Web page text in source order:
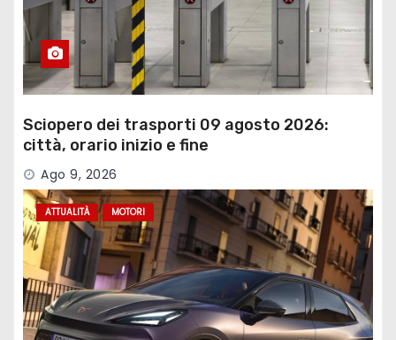
Sciopero dei trasporti 09 agosto 2026:
città, orario inizio e fine
Ago 9, 2026
ATTUALITÀ MOTORI